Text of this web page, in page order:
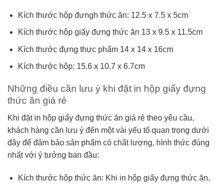
Kích thước hộp đưngh thức ăn: 12.5 x 7.5 x 5cm
Kích thước hộp giấy đựng thức ăn 13 x 9.5 x 11.5cm
Kích thước đựng thực phẩm 14 x 14 x 16cm
Kích thước hộp: 15.6 x 10.7 x 6.7cm
Những điều cần lưu ý khi đặt in hộp giấy đựng
thức ăn giá rẻ
Khi đặt in hộp giấy đựng thức ăn giá rẻ theo yêu cầu,
khách hàng cần lưu ý đến một vài yếu tố quan trọng dưới
đây để đảm bảo sản phẩm có chất lượng, hình thức đúng
nhất với ý tưởng ban đầu:
Kích thước hộp thức ăn: Khi in hộp giấy đựng thức ăn,